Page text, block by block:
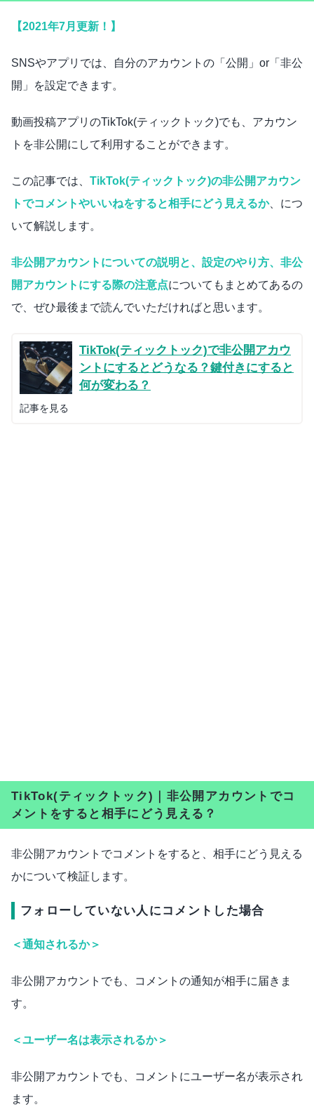
【2021年7月更新！】
SNSやアプリでは、自分のアカウントの「公開」or「非公
開」を設定できます。
動画投稿アプリのTikTok(ティックトック)でも、アカウン
トを非公開にして利用することができます。
この記事では、 TikTok(ティックトック)の非公開アカウン
トでコメントやいいねをすると相手にどう見えるか、につ
いて解説します。
非公開アカウントについての説明と、設定のやり方、非公
開アカウントにする際の注意点についてもまとめてあるの
で、ぜひ最後まで読んでいただければと思います。
TikTok(ティックトック)で非公開アカウ
ントにするとどうなる？鍵付きにすると
何が変わる？
記事を見る
TikTok(ティックトック)｜非公開アカウントでコ
メントをすると相手にどう見える？
非公開アカウントでコメントをすると、相手にどう見える
かについて検証します。
フォローしていない人にコメントした場合
＜通知されるか＞
非公開アカウントでも、コメントの通知が相手に届きま
す。
＜ユーザー名は表示されるか＞
非公開アカウントでも、コメントにユーザー名が表示され
ます。